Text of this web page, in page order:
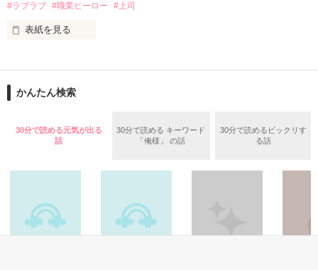
鳴海哲平 (なるみてっぺい)
2026.6.5～2026.7.25
＊以前、公開していた話の改稿版です＊
作品を読む
#ラブラブ #職業ヒーロー #上司
表紙を見る
ションの企画戦略室で働いている。
めた、同期で恋人の石垣守（26）がいるのだが、後輩の姫原由
いた。
守と由羅から『便利屋雛子』と馬鹿にされ、一人こっそり泣い
鷹哉『宜しくな、俺の雛子』🦅
雛子『俺の……ひぃ、雛子？！！！』🐥
かんたん検索
30分で読める元気が出る
話
30分で読める キーワード
「俺様」 の話
30分で読めるビックリす
る話